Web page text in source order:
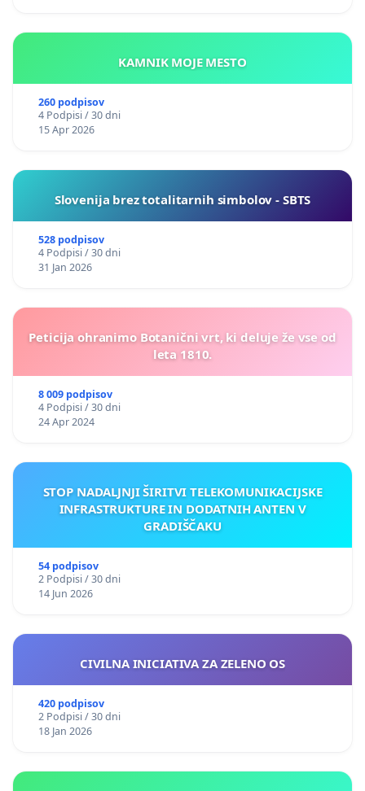
KAMNIK MOJE MESTO
260 podpisov
4 Podpisi / 30 dni
15 Apr 2026
Slovenija brez totalitarnih simbolov - SBTS
528 podpisov
4 Podpisi / 30 dni
31 Jan 2026
Peticija ohranimo Botanični vrt, ki deluje že vse od
leta 1810.
8 009 podpisov
4 Podpisi / 30 dni
24 Apr 2024
STOP NADALJNJI ŠIRITVI TELEKOMUNIKACIJSKE
INFRASTRUKTURE IN DODATNIH ANTEN V
GRADIŠČAKU
54 podpisov
2 Podpisi / 30 dni
14 Jun 2026
CIVILNA INICIATIVA ZA ZELENO OS
420 podpisov
2 Podpisi / 30 dni
18 Jan 2026